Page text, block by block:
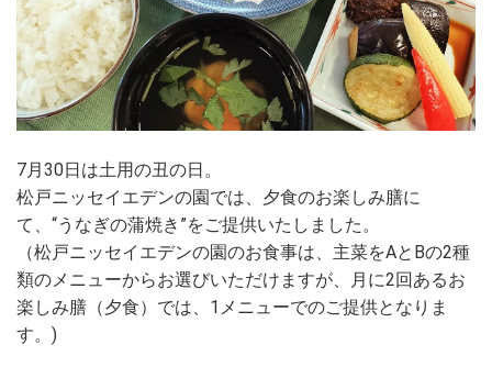
7月30日は土用の丑の日。
松戸ニッセイエデンの園では、夕食のお楽しみ膳に
て、“うなぎの蒲焼き”をご提供いたしました。
（松戸ニッセイエデンの園のお食事は、主菜をAとBの2種
類のメニューからお選びいただけますが、月に2回あるお
楽しみ膳（夕食）では、1メニューでのご提供となりま
す。)